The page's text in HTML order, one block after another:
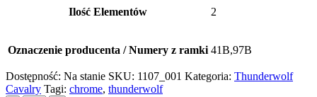
Ilość Elementów 2
Oznaczenie producenta / Numery z ramki 41B,97B
Dostępność: Na stanie SKU: 1107_001 Kategoria: Thunderwolf
Cavalry Tagi: chrome, thunderwolf